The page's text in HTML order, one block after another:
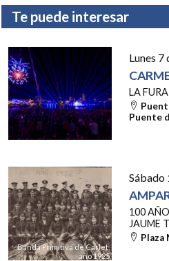
Te puede interesar
Lunes 7
LA
Puente
Banda Primitiva de Carlet,
año 1925
Sábado
100
JAUME
Plaza